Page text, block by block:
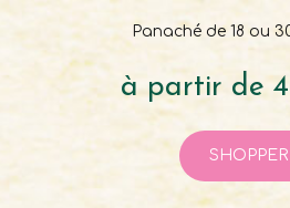
Panaché de 18 ou
à partir de
SHOPPER